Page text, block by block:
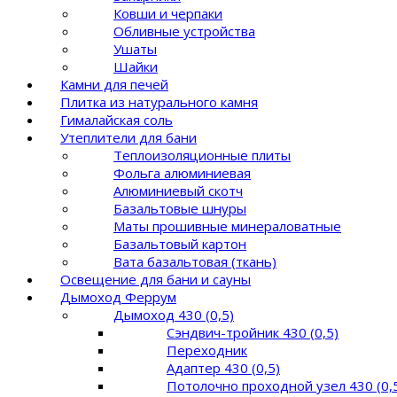
Ковши и черпаки
Обливные устройства
Ушаты
Шайки
Камни для печей
Плитка из натурального камня
Гималайская соль
Утеплители для бани
Теплоизоляционные плиты
Фольга алюминиевая
Алюминиевый скотч
Базальтовые шнуры
Маты прошивные минераловатные
Базальтовый картон
Вата базальтовая (ткань)
Освещение для бани и сауны
Дымоход Феррум
Дымоход 430 (0,5)
Сэндвич-тройник 430 (0,5)
Переходник
Адаптер 430 (0,5)
Потолочно проходной узел 430